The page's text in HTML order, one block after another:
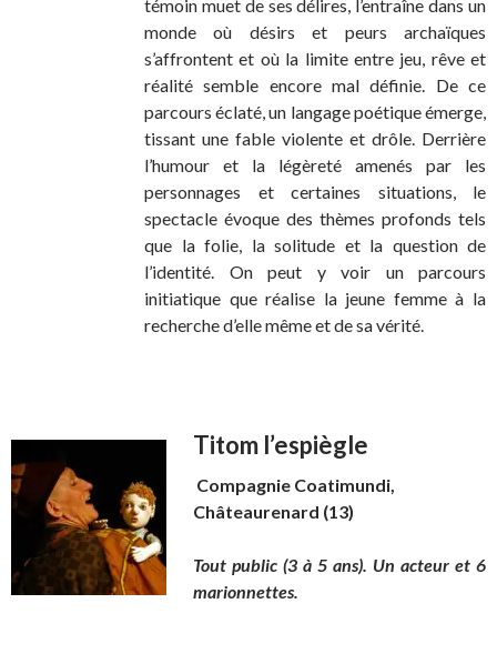
témoin muet de ses délires, l’entraîne dans un
monde où désirs et peurs archaïques
s’affrontent et où la limite entre jeu, rêve et
réalité semble encore mal définie. De ce
parcours éclaté, un langage poétique émerge,
tissant une fable violente et drôle. Derrière
l’humour et la légèreté amenés par les
personnages et certaines situations, le
spectacle évoque des thèmes profonds tels
que la folie, la solitude et la question de
l’identité. On peut y voir un parcours
initiatique que réalise la jeune femme à la
recherche d’elle même et de sa vérité.
Titom l’espiègle
Compagnie Coatimundi,
Châteaurenard (13)
Tout public (3 à 5 ans). Un acteur et 6
marionnettes.